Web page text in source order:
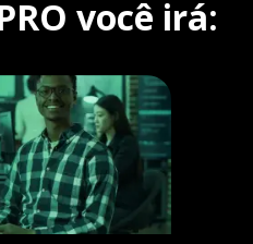
você irá: